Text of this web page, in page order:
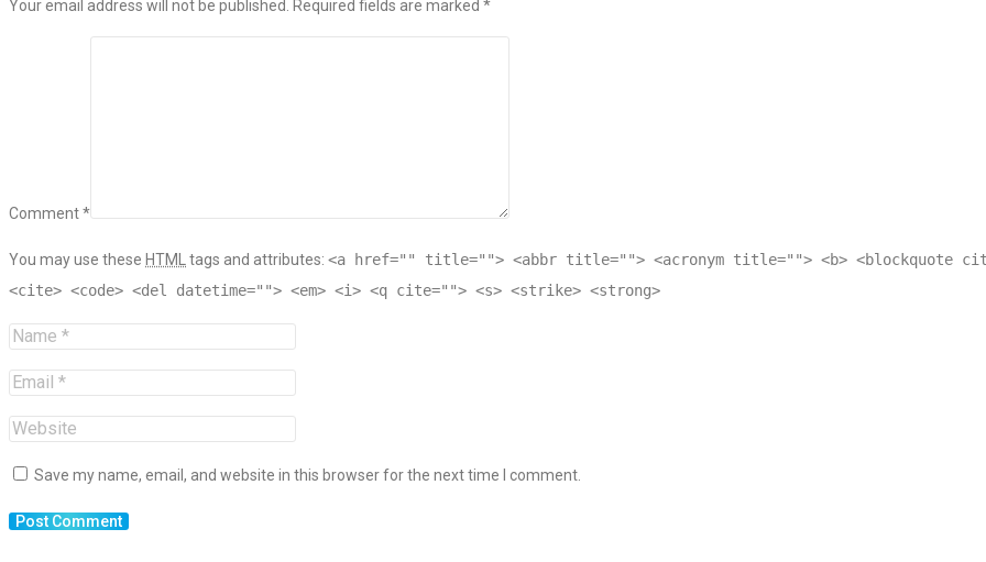
Your email address will not be published. Required fields are marked *
Comment *
You may use these HTML tags and attributes: <a href="" title=""> <abbr title=""> <acronym title=""> <b> <blockquote
<cite> <code> <del datetime=""> <em> <i> <q cite=""> <s> <strike> <strong>
Save my name, email, and website in this browser for the next time I comment.